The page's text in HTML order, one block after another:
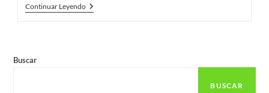
Continuar LeyendoFrente
A
Buscar
BUSCAR